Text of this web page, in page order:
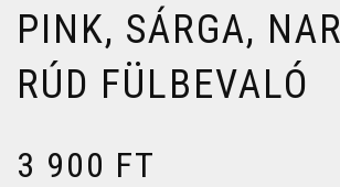
PINK, SÁRGA,
RÚD FÜLBEVALÓ
3 900 FT